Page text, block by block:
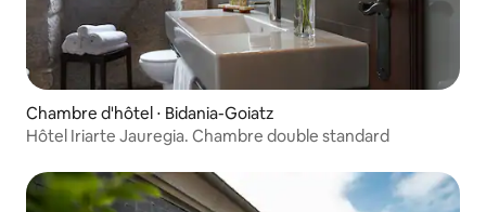
Chambre d'hôtel ⋅ Bidania-Goiatz
Hôtel Iriarte Jauregia. Chambre double standard